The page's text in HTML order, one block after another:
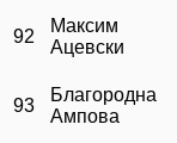
92
Максим
Ацевски
93
Благородна
Ампова